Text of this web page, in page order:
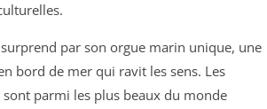
par son orgue marin unique, une
bord de mer qui ravit les sens. Les
parmi les plus beaux du monde